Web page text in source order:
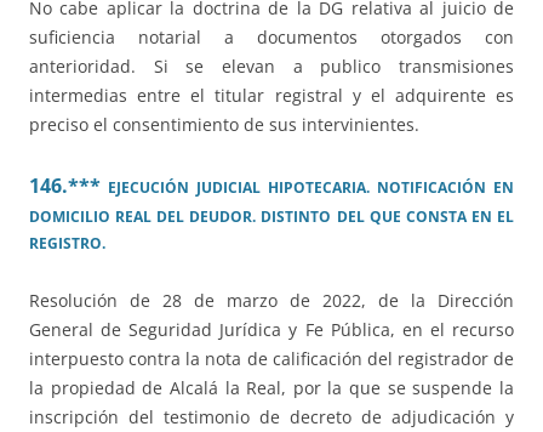
No cabe aplicar la doctrina de la DG relativa al juicio de
suficiencia notarial a documentos otorgados con
anterioridad. Si se elevan a publico transmisiones
intermedias entre el titular registral y el adquirente es
preciso el consentimiento de sus intervinientes.
146.*** EJECUCIÓN JUDICIAL HIPOTECARIA. NOTIFICACIÓN EN
DOMICILIO REAL DEL DEUDOR. DISTINTO DEL QUE CONSTA EN EL
REGISTRO.
Resolución de 28 de marzo de 2022, de la Dirección
General de Seguridad Jurídica y Fe Pública, en el recurso
interpuesto contra la nota de calificación del registrador de
la propiedad de Alcalá la Real, por la que se suspende la
inscripción del testimonio de decreto de adjudicación y